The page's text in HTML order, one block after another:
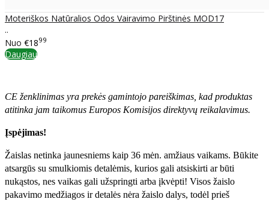
Moteriškos Natūralios Odos Vairavimo Pirštinės MOD17
..
Nuo €1899
Daugiau
CE ženklinimas yra prekės gamintojo pareiškimas, kad produktas
atitinka jam taikomus Europos Komisijos direktyvų reikalavimus.
Įspėjimas!
Žaislas netinka jaunesniems kaip 36 mėn. amžiaus vaikams. Būkite
atsargūs su smulkiomis detalėmis, kurios gali atsiskirti ar būti
nukąstos, nes vaikas gali užspringti arba įkvėpti! Visos žaislо
pakavimo medžiagos ir detalės nėra žaislo dalys, todėl prieš